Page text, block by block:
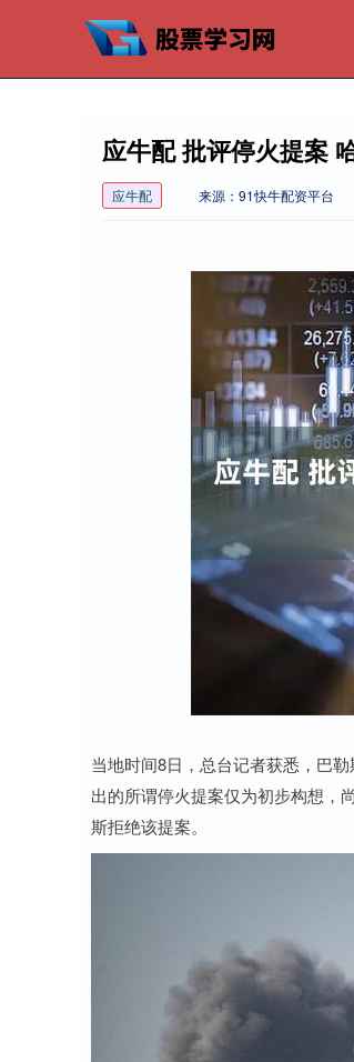
应牛配 批评停火提案
应牛配 来源：91快牛配资平台
当地时间8日，总台记者获悉，巴
出的所谓停火提案仅为初步构想，
斯拒绝该提案。
上证指数 3940.04